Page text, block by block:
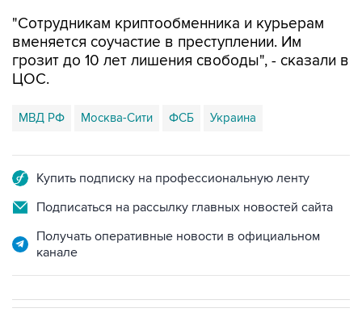
грозит до 10 лет лишения свободы", - сказали в
ЦОС.
МВД РФ
Подписаться на рассылку главных новостей сайта
Получать оперативные новости в официальном